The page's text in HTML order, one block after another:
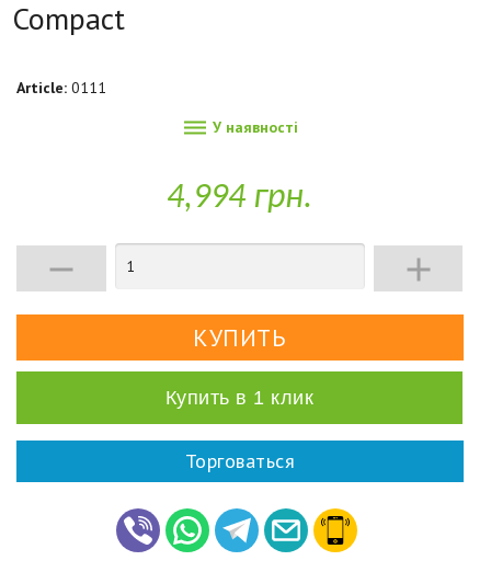
Compact
Article: 0111
 У наявності
4,994 грн.
 
Купить в 1 клик
Торговаться